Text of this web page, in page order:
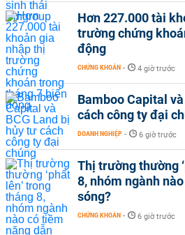
Hơn 227.000 tài
trường chứng
động
CHỨNG KHOÁN - 4 giờ trước
Bamboo Capital
cách công ty đại
DOANH NGHIỆP - 6 giờ trước
Thị trường thường
8, nhóm ngành
sóng?
CHỨNG KHOÁN - 6 giờ trước